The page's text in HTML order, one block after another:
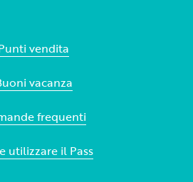
vendita
vacanza
frequenti
utilizzare il Pass